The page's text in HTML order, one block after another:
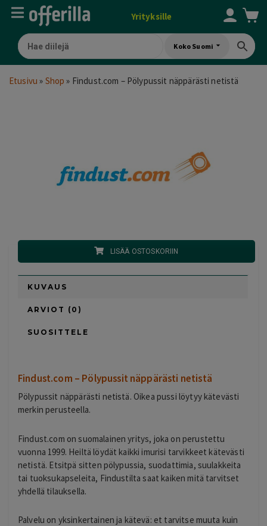
Yrityksille
Koko Suomi
Etusivu » Shop » Findust.com – Pölypussit näppärästi netistä
LISÄÄ OSTOSKORIIN
KUVAUS
ARVIOT (0)
SUOSITTELE
Findust.com – Pölypussit näppärästi netistä
Pölypussit näppärästi netistä. Oikea pussi löytyy kätevästi
merkin perusteella.
Findust.com on suomalainen yritys, joka on perustettu
vuonna 1999. Heiltä löydät kaikki imurisi tarvikkeet kätevästi
netistä. Etsitpä sitten pölypussia, suodattimia, suulakkeita
tai tuoksukapseleita, Findustilta saat kaiken mitä tarvitset
yhdellä tilauksella.
Palvelu on yksinkertainen ja kätevä: et tarvitse muuta kuin